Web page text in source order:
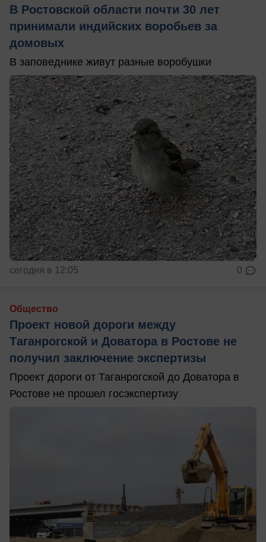
В Ростовской области почти 30 лет
принимали индийских воробьев за
домовых
В заповеднике живут разные воробушки
сегодня в 12:05 0
Общество
Проект новой дороги между
Таганрогской и Доватора в Ростове не
получил заключение экспертизы
Проект дороги от Таганрогской до Доватора в
Ростове не прошел госэкспертизу